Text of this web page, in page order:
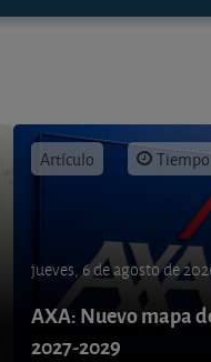
Artículo
jueves, 6 de agosto de
AXA: Nuevo mapa
2027-2029